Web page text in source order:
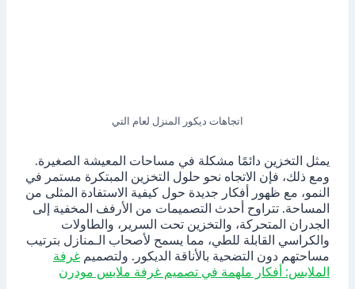
اتجاهات ديكور المنزل لعام التي
يمثل التخزين دائمًا مشكلة في مساحات المعيشة الصغيرة.
ومع ذلك، فإن الاتجاه نحو حلول التخزين المبتكرة مستمر في
النمو، مع ظهور أفكار جديدة حول كيفية الاستفادة المثلى من
المساحة. تتراوح أحدث التصميمات من الأرفف المخفية إلى
الجدران المتحركة، والتخزين تحت السرير، والطاولات
والكراسي القابلة للطي، مما يسمح لأصحاب الـمنازل بترتيب
مساحتهم دون التضحية بالأناقة الديكور. ولتصميم غرفة
الملابس: أفكار ملهمة في تصميم غرفة ملابس مودرن